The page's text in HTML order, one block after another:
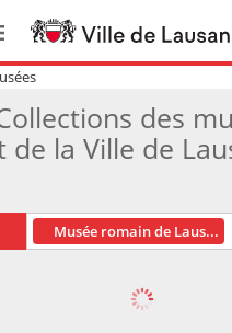
des
de la Ville de
Musée romain de Laus...